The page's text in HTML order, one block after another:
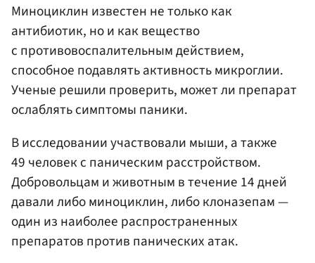
Миноциклин известен не только как
антибиотик, но и как вещество
с противовоспалительным действием,
способное подавлять активность микроглии.
Ученые решили проверить, может ли препарат
ослаблять симптомы паники.
В исследовании участвовали мыши, а также
49 человек с паническим расстройством.
Добровольцам и животным в течение 14 дней
давали либо миноциклин, либо клоназепам —
один из наиболее распространенных
препаратов против панических атак.